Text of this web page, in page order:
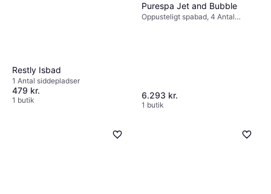
Restly Isbad
1 Antal siddepladser
479 kr.
1 butik
Purespa Jet and Bubble
Oppusteligt spabad, 4 Antal
6.293 kr.
1 butik